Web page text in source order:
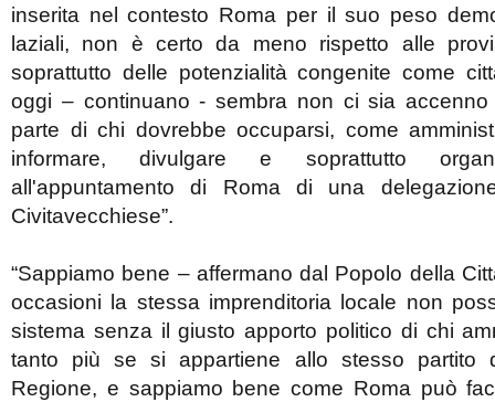
inserita nel contesto Roma per il suo peso
laziali, non è certo da meno rispetto alle
soprattutto delle potenzialità congenite come
oggi – continuano - sembra non ci sia
parte di chi dovrebbe occuparsi, come
informare, divulgare e soprattutto
all'appuntamento di Roma di una
Civitavecchiese”.
“Sappiamo bene – affermano dal Popolo della
occasioni la stessa imprenditoria locale non
sistema senza il giusto apporto politico di chi
tanto più se si appartiene allo stesso partito
Regione, e sappiamo bene come Roma può